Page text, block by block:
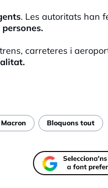
. Les autoritats han
carreteres i
Bloquons tout